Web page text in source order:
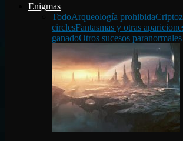
Enigmas
TodoArqueología prohibida
circlesFantasmas y otras
ganadoOtros sucesos paranormales